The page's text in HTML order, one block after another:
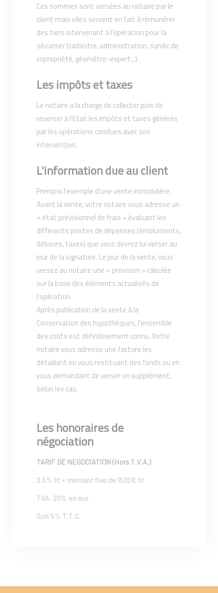
Ces sommes sont versées au notaire par le
client mais elles servent en fait à rémunérer
des tiers intervenant à l'opération pour la
sécuriser (cadastre, administration, syndic de
copropriété, géomètre-expert...).
Les impôts et taxes
Le notaire a la charge de collecter puis de
reverser à l'Etat les impôts et taxes générés
par les opérations conclues avec son
intervention.
L'information due au client
Prenons l'exemple d'une vente immobilière.
Avant la vente, votre notaire vous adresse un
« état prévisionnel de frais » évaluant les
différents postes de dépenses (émoluments,
débours, taxes) que vous devrez lui verser au
jour de la signature. Le jour de la vente, vous
versez au notaire une « provision » calculée
sur la base des éléments actualisés de
l'opération.
Après publication de la vente à la
Conservation des hypothèques, l'ensemble
des coûts est définitivement connu. Votre
notaire vous adresse une facture les
détaillant en vous restituant des fonds ou en
vous demandant de verser un supplément,
selon les cas.
Les honoraires de
négociation
TARIF DE NEGOCIATION (Hors T.V.A.)
3.5% ht + montant fixe de 1500€ ht
TVA: 20% en sus
Soit 5% T.T.C